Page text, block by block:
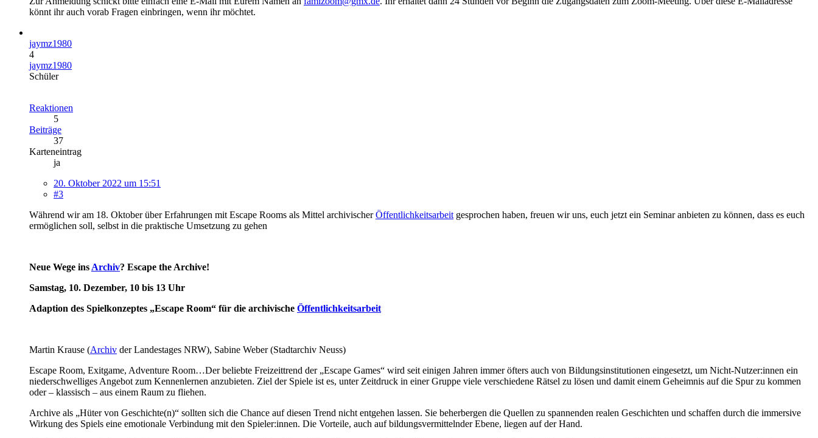
könnt ihr auch vorab Fragen einbringen, wenn ihr möchtet.
jaymz1980
4
jaymz1980
Schüler
Reaktionen
5
Beiträge
37
Karteneintrag
ja
20. Oktober 2022 um 15:51
#3
Während wir am 18. Oktober über Erfahrungen mit Escape Rooms als Mittel archivischerÖffentlichkeitsarbeit gesprochen haben, freuen wir uns, euch jetzt ein Seminar anbieten zu können, dass es euch
ermöglichen soll, selbst in die praktische Umsetzung zu gehen
Neue Wege ins Archiv? Escape the Archive!
Samstag, 10. Dezember, 10 bis 13 Uhr
Adaption des Spielkonzeptes „Escape Room“ für die archivische Öffentlichkeitsarbeit
Martin Krause (Archiv der Landestages NRW), Sabine Weber (Stadtarchiv Neuss)
Escape Room, Exitgame, Adventure Room…Der beliebte Freizeittrend der „Escape Games“ wird seit einigen Jahren immer öfters auch von Bildungsinstitutionen eingesetzt, um Nicht-Nutzer:innen ein
niederschwelliges Angebot zum Kennenlernen anzubieten. Ziel der Spiele ist es, unter Zeitdruck in einer Gruppe viele verschiedene Rätsel zu lösen und damit einem Geheimnis auf die Spur zu kommen
oder – klassisch – aus einem Raum zu fliehen.
Archive als „Hüter von Geschichte(n)“ sollten sich die Chance auf diesen Trend nicht entgehen lassen. Sie beherbergen die Quellen zu spannenden realen Geschichten und schaffen durch die immersive
Wirkung des Spiels eine emotionale Verbindung mit den Spieler:innen. Die Vorteile, auch auf bildungsvermittelnder Ebene, liegen auf der Hand.